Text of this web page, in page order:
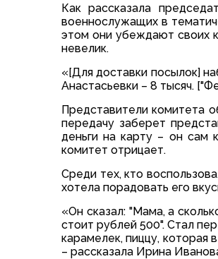
Как рассказала
военнослужащих в
этом они убеждают своих
невелик.
«[Для доставки посылок]
Анастасьевки – 8 тысяч.
Представители комитета
передачу заберет
деньги на карту – он сам
комитет отрицает.
Среди тех, кто
хотела порадовать его
«Он сказал: "Мама, а
стоит рублей 500". Стал
карамелек, пиццу, которая
– рассказала Ирина